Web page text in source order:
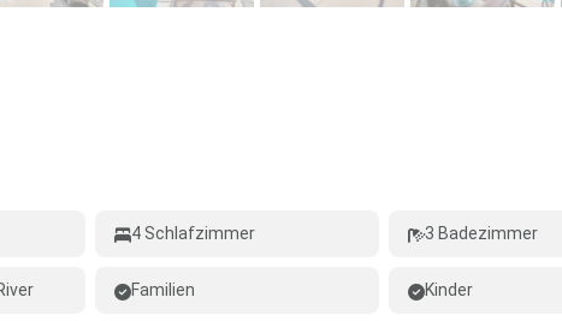
4 Schlafzimmer 3 Badezimmer
Familien Kinder